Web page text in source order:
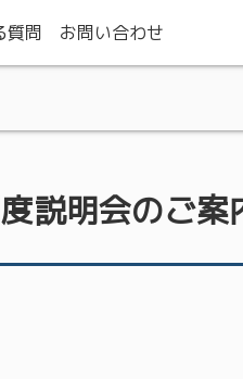
質問 お問い合わせ
説明会のご案